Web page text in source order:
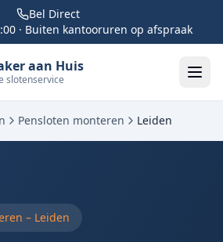
Bel Direct
· Buiten kantooruren op afspraak
aan Huis
slotenservice
Pensloten monteren Leiden
– Leiden